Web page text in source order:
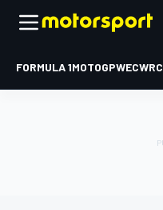
FORMULA 1MOTOGPWECWRC